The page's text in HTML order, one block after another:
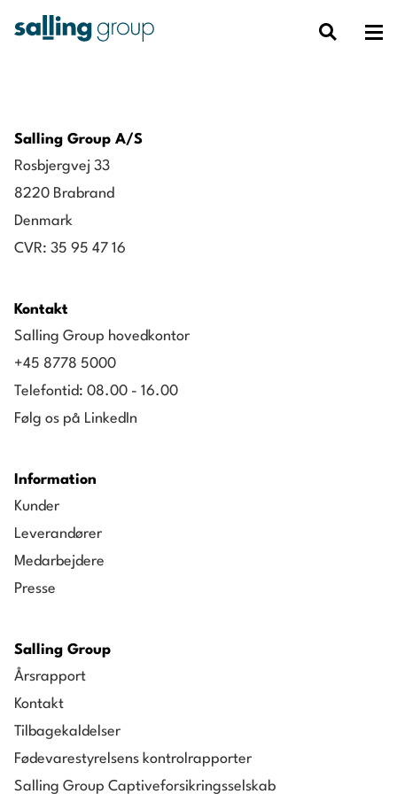
Salling Group A/S
Rosbjergvej 33
8220 Brabrand
Denmark
CVR: 35 95 47 16
Kontakt
Salling Group hovedkontor
+45 8778 5000
Telefontid: 08.00 - 16.00
Følg os på LinkedIn
Information
Kunder
Leverandører
Medarbejdere
Presse
Salling Group
Årsrapport
Kontakt
Tilbagekaldelser
Fødevarestyrelsens kontrolrapporter
Salling Group Captiveforsikringsselskab